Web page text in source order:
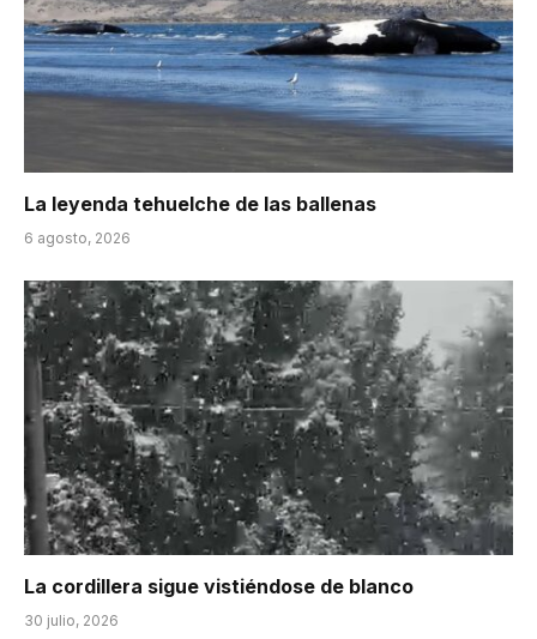
La leyenda tehuelche de las ballenas
6 agosto, 2026
La cordillera sigue vistiéndose de blanco
30 julio, 2026